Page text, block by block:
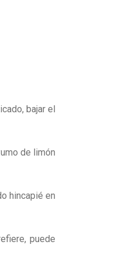
bajar el
de limón
hincapié en
puede